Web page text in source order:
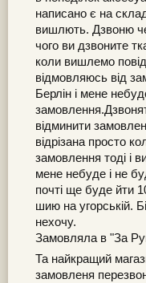
куска Аиды 18 (белая
моточков мулине
инет-магазине мне
написано є на
вишлють. Дзвоню
чого ви дзвоните
коли вишлемо
відмовляюсь від
Берлін і мене
відминити
відрізана просто
замовлення тоді і
мене небуде і не
почті ще буде йти
шию на угорській.
нехочу.
Замовляла в "За
Та найкращий
замовленя